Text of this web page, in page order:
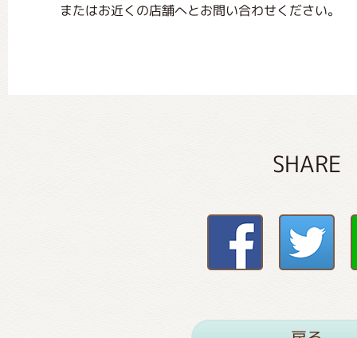
またはお近くの店舗へとお問い合わせください。
SHARE